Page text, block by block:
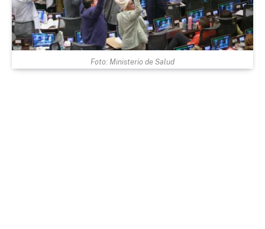
Foto: Ministerio de Salud